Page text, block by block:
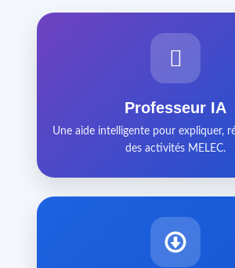
Professeur IA
Une aide intelligente pour expliquer,
des activités MELEC.